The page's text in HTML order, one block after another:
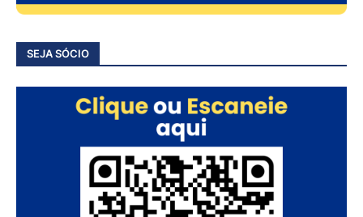
SEJA SÓCIO